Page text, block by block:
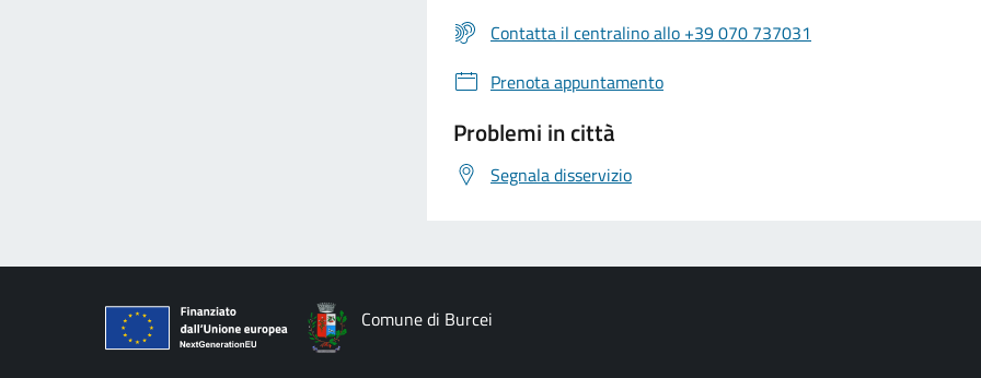
Contatta il centralino allo +39 070 737031
Prenota appuntamento
Problemi in città
Segnala disservizio
Comune di Burcei